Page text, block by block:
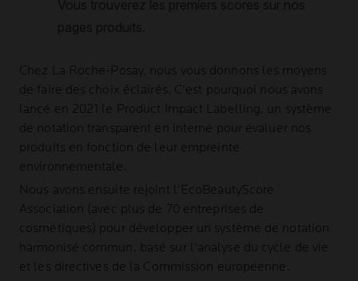
Chez La Roche-Posay, nous vous donnons les moyens
de faire des choix éclairés. C'est pourquoi nous avons
lancé en 2021 le Product Impact Labelling, un système
de notation transparent en interne pour évaluer nos
produits en fonction de leur empreinte
environnementale.
Nous avons ensuite rejoint l'EcoBeautyScore
Association (avec plus de 70 entreprises de
cosmétiques) pour développer un système de notation
harmonisé commun, basé sur l'analyse du cycle de vie
et les directives de la Commission européenne.